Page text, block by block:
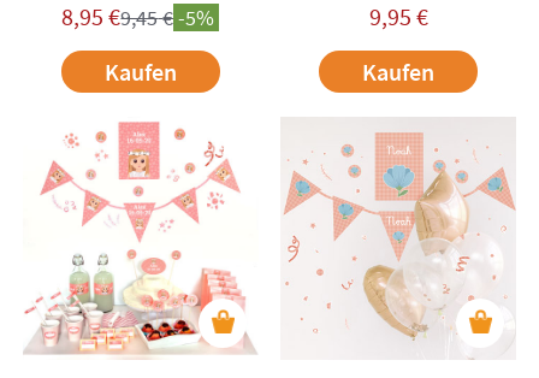
8,95 €9,45€-5%
Kaufen
9,95 €
Kaufen